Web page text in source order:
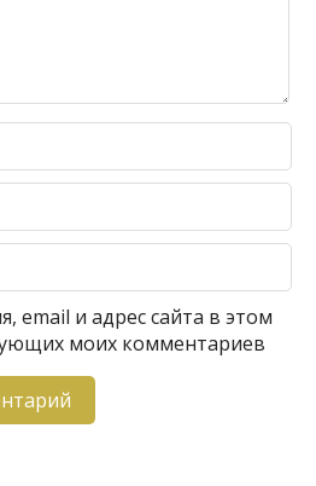
email и адрес сайта в этом
моих комментариев